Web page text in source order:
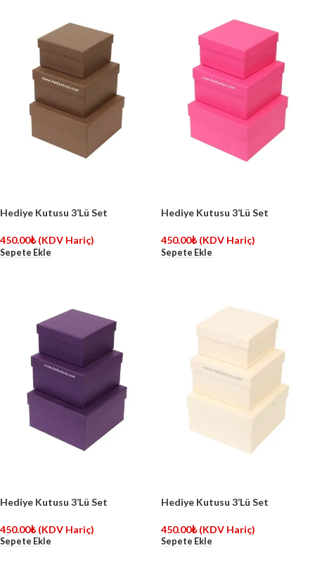
Hediye Kutusu 3’Lü Set
450.00₺ (KDV Hariç)
Sepete Ekle
Hediye Kutusu 3’Lü Set
450.00₺ (KDV Hariç)
Sepete Ekle
Hediye Kutusu 3’Lü Set
450.00₺ (KDV Hariç)
Sepete Ekle
Hediye Kutusu 3’Lü Set
450.00₺ (KDV Hariç)
Sepete Ekle